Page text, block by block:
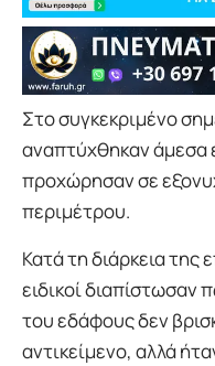
Στο συγκεκριμένο
αναπτύχθηκαν άμεσα
προχώρησαν σε
περιμέτρου.
Κατά τη διάρκεια της
ειδικοί διαπίστωσαν
του εδάφους δεν
αντικείμενο, αλλά